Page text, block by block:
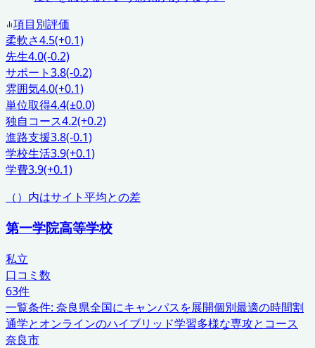
項目別評価
柔軟さ4.5(+0.1)
先生4.0(-0.2)
サポート3.8(-0.2)
雰囲気4.0(+0.1)
単位取得4.4(±0.0)
独自コース4.2(+0.2)
進路支援3.8(-0.1)
学校生活3.9(+0.1)
学費3.9(+0.1)
（）内はサイト平均との差
第一学院高等学校
私立
口コミ数
63件
一覧条件: 奈良県全国にキャンパスを展開個別最適の時間割
通学とオンラインのハイブリッド学習多様な専攻とコース
奈良市